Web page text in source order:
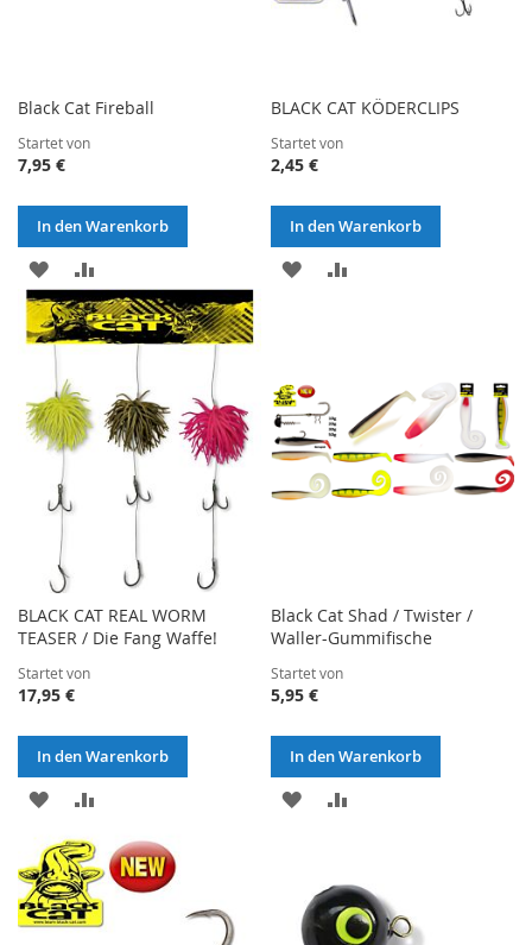
Black Cat Fireball
Startet von
7,95 €
In den Warenkorb
ZUR
WUNSCHLISTE
HINZUFÜGEN
VERGLEICHSLISTE
HINZUFÜGEN
BLACK CAT KÖDERCLIPS
Startet von
2,45 €
In den Warenkorb
ZUR
BLACK CAT REAL WORM
TEASER / Die Fang Waffe!
Startet von
17,95 €
In den Warenkorb
ZUR
WUNSCHLISTE
HINZUFÜGEN
VERGLEICHSLISTE
HINZUFÜGEN
Black Cat Shad / Twister /
Waller-Gummifische
Startet von
5,95 €
In den Warenkorb
ZUR
HINZUFÜGEN
HINZUFÜGEN